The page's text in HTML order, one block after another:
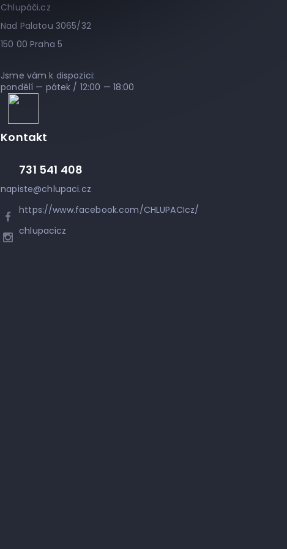
Chlupáči.cz
Nad Palatou 3065/32
150 00 Praha 5
Jsme vám k dispozici:
pondělí — pátek / 12:00 — 18:00
Kontakt
napiste@chlupaci.cz
731 541 408
https://www.facebook.com/CHLUPACIcz/
chlupacicz